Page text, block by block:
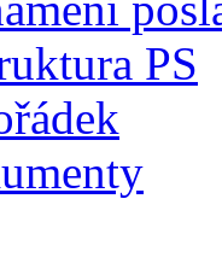
PS